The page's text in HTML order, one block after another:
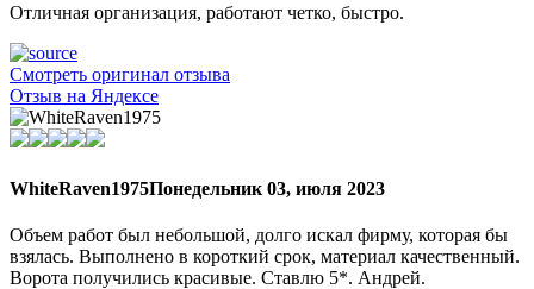
Отличная организация, работают четко, быстро.
Смотреть оригинал отзыва
Отзыв на Яндексе
WhiteRaven1975Понедельник 03, июля 2023
Объем работ был небольшой, долго искал фирму, которая бы
взялась. Выполнено в короткий срок, материал качественный.
Ворота получились красивые. Ставлю 5*. Андрей.